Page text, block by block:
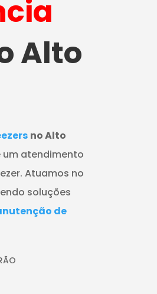
Alto
no Alto
um atendimento
Atuamos no
soluções
de